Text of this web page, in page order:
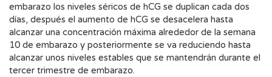
embarazo los niveles séricos de hCG se duplican cada dos
días, después el aumento de hCG se desacelera hasta
alcanzar una concentración máxima alrededor de la semana
10 de embarazo y posteriormente se va reduciendo hasta
alcanzar unos niveles estables que se mantendrán durante el
tercer trimestre de embarazo.